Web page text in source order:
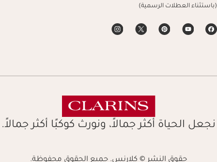
(باستثناء العطلات الرسمية)
نجعل الحياة أكثر جمالاً، ونورث كوكبًا أكثر جمالاً.
حقوق النشر © كلارنس. جميع الحقوق محفوظة.